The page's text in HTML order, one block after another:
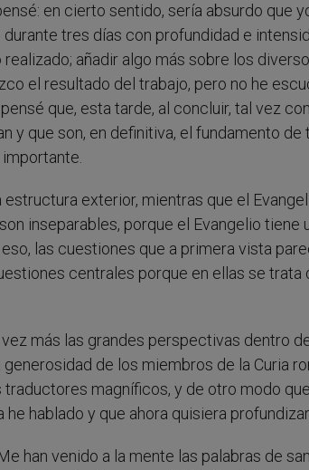
en cierto sentido, sería absurdo que
tres días con profundidad e
añadir algo más sobre los
el resultado del trabajo, pero no he
que, esta tarde, al concluir, tal vez
y que son, en definitiva, el fundamento
estructura exterior, mientras que el
inseparables, porque el Evangelio tiene
las cuestiones que a primera vista
centrales porque en ellas se
más las grandes perspectivas dentro
de los miembros de la Curia
traductores magníficos, y de otro modo
hablado y que ahora quisiera
han venido a la mente las palabras de